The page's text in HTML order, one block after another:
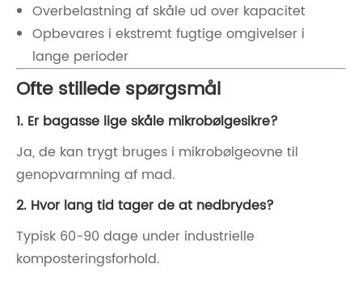
Overbelastning af skåle ud over kapacitet
Opbevares i ekstremt fugtige omgivelser i
lange perioder
Ofte stillede spørgsmål
1. Er bagasse lige skåle mikrobølgesikre?
Ja, de kan trygt bruges i mikrobølgeovne til
genopvarmning af mad.
2. Hvor lang tid tager de at nedbrydes?
Typisk 60-90 dage under industrielle
komposteringsforhold.